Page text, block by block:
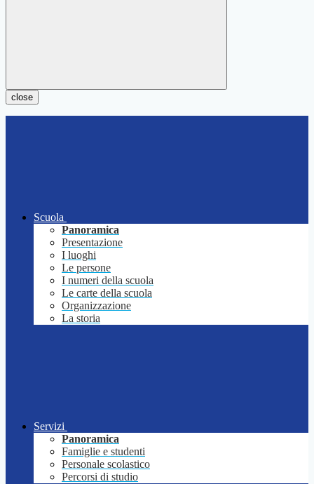
close
Scuola
Panoramica
Presentazione
I luoghi
Le persone
I numeri della scuola
Le carte della scuola
Organizzazione
La storia
Servizi
Panoramica
Famiglie e studenti
Personale scolastico
Percorsi di studio